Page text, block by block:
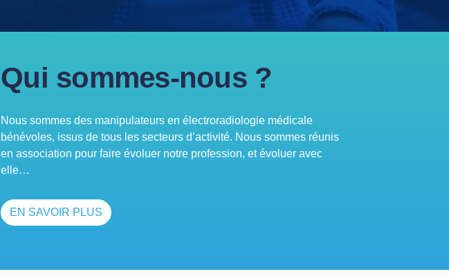
Qui sommes-nous ?
Nous sommes des manipulateurs en électroradiologie médicale
bénévoles, issus de tous les secteurs d’activité. Nous sommes réunis
en association pour faire évoluer notre profession, et évoluer avec
elle…
EN SAVOIR PLUS